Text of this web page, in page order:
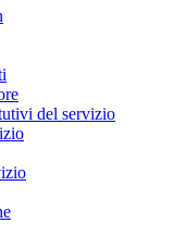
del servizio